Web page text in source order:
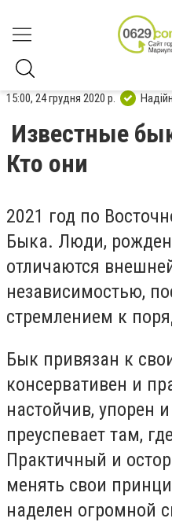
15:00, 24 грудня 2020 р.
Известные
Кто они
2021 год по
Быка. Люди,
отличаются
независимостью,
стремлением к
Бык привязан к
консервативен и
настойчив, упорен
преуспевает там,
Практичный и
менять свои
наделен огромной